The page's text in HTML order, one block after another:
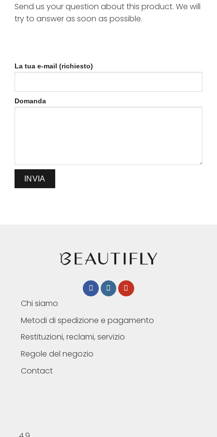
Send us your question about this product. We will
try to answer as soon as possible.
La tua e-mail (richiesto)
Domanda
Chi siamo
Metodi di spedizione e pagamento
Restituzioni, reclami, servizio
Regole del negozio
Contact